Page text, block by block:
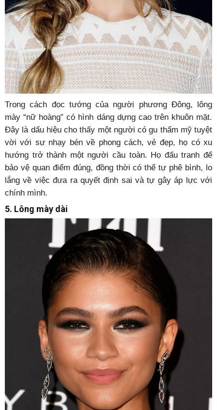
Trong cách đọc tướng của người phương Đông, lông
mày “nữ hoàng” có hình dáng dựng cao trên khuôn mặt.
Đây là dấu hiệu cho thấy một người có gu thẩm mỹ tuyệt
vời với sự nhạy bén về phong cách, vẻ đẹp, họ có xu
hướng trở thành một người cầu toàn. Họ đấu tranh để
bảo vệ quan điểm đúng, đồng thời có thể tự phê bình, lo
lắng về việc đưa ra quyết định sai và tự gây áp lực với
chính mình.
5. Lông mày dài